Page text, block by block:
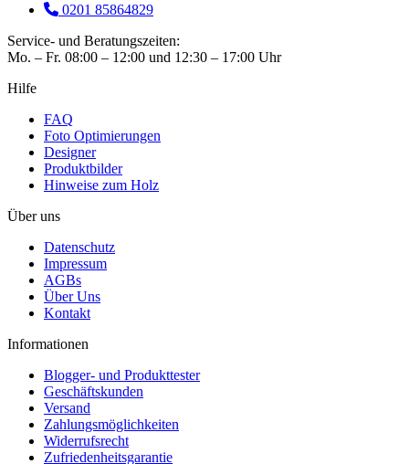
0201 85864829
Service- und Beratungszeiten:
Mo. – Fr. 08:00 – 12:00 und 12:30 – 17:00 Uhr
Hilfe
FAQ
Foto Optimierungen
Designer
Produktbilder
Hinweise zum Holz
Über uns
Datenschutz
Impressum
AGBs
Über Uns
Kontakt
Informationen
Blogger- und Produkttester
Geschäftskunden
Versand
Zahlungsmöglichkeiten
Widerrufsrecht
Zufriedenheitsgarantie